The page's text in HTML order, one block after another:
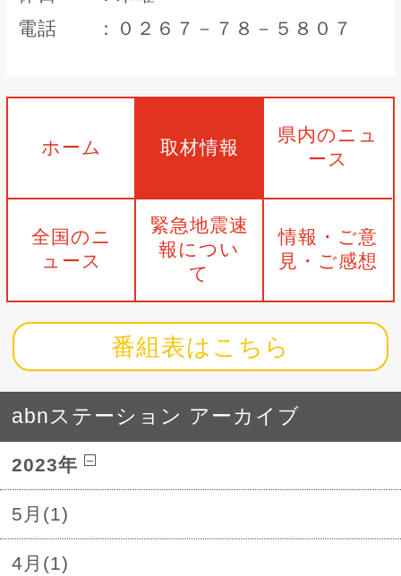
電話 ：０２６７－７８－５８０７
ホーム 取材情報
県内のニュ
ース
全国のニ
ュース
緊急地震速
報につい
て
情報・ご意
見・ご感想
番組表はこちら
abnステーション アーカイブ
2023年
5月(1)
4月(1)